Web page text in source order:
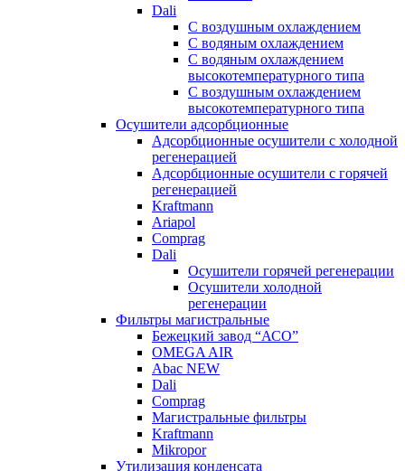
Dali
C воздушным охлаждением
C водяным охлаждением
С водяным охлаждением
высокотемпературного типа
C воздушным охлаждением
высокотемпературного типа
Осушители адсорбционные
Адсорбционные осушители с холодной
регенерацией
Адсорбционные осушители с горячей
регенерацией
Kraftmann
Ariapol
Comprag
Dali
Осушители горячей регенерации
Осушители холодной
регенерации
Фильтры магистральные
Бежецкий завод “АСО”
OMEGA AIR
Abac NEW
Dali
Comprag
Магистральные фильтры
Kraftmann
Mikropor
Утилизация конденсата